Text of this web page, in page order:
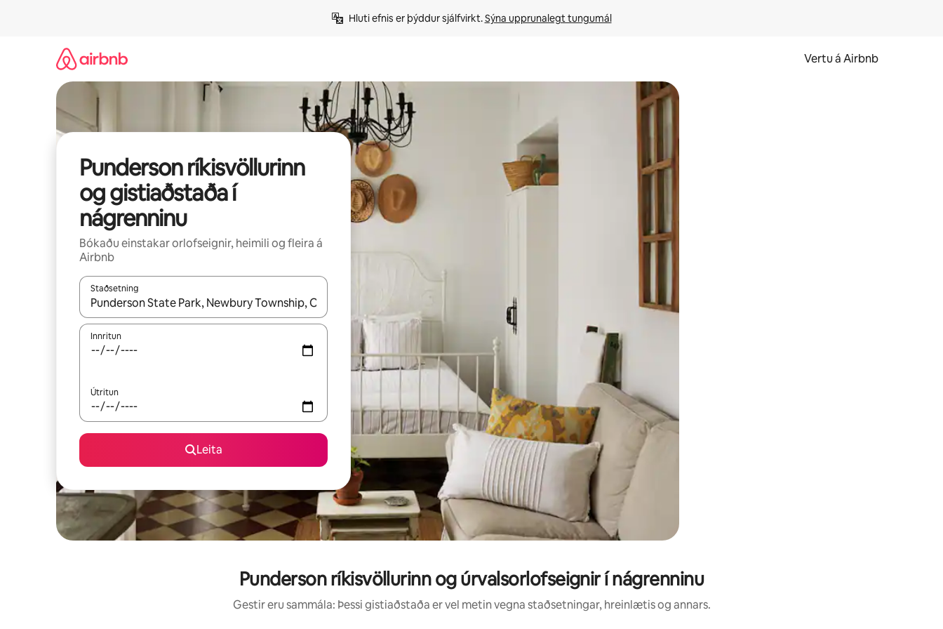
Hluti efnis er þýddur sjálfvirkt. Sýna upprunalegt tungumál
Vertu á Airbnb
Punderson ríkisvöllurinn
og gistiaðstaða í
nágrenninu
Bókaðu einstakar orlofseignir, heimili og fleira á
Airbnb
Staðsetning
Þegar niðurstöður liggja fyrir skaltu nota upp og niður örvalyklana eða skoða með því að snerta eða strjúka.
Innritun
Útritun
Leita
Punderson ríkisvöllurinn og úrvalsorlofseignir í nágrenninu
Gestir eru sammála: Þessi gistiaðstaða er vel metin vegna staðsetningar, hreinlætis og annars.